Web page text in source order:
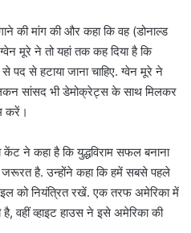
की मांग की और कहा कि वह (डोनाल्ड
मूरे ने तो यहां तक कह दिया है कि
पद से हटाया जाना चाहिए. ग्वेन मूरे ने
सांसद भी डेमोक्रेट्स के साथ मिलकर
करें।
केंट ने कहा है कि युद्धविराम सफल बनाना
है. उन्होंने कहा कि हमें सबसे पहले
को नियंत्रित रखें. एक तरफ अमेरिका में
वहीं व्हाइट हाउस ने इसे अमेरिका की